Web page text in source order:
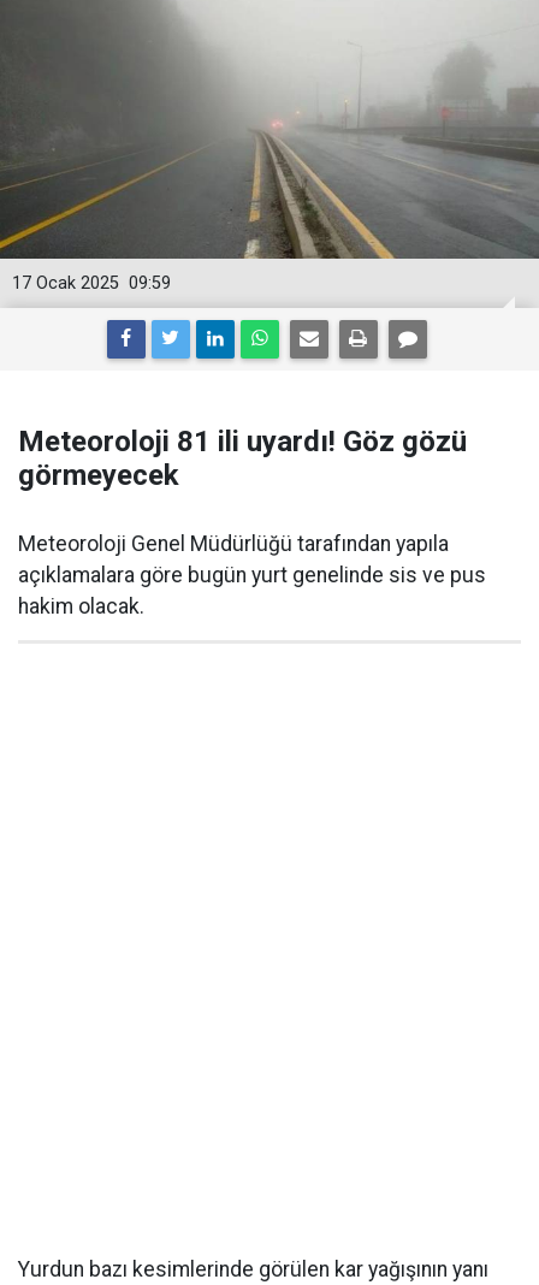
09:59
17 Ocak 2025
Meteoroloji 81 ili uyardı! Göz gözü
görmeyecek
Meteoroloji Genel Müdürlüğü tarafından yapıla
açıklamalara göre bugün yurt genelinde sis ve pus
hakim olacak.
Yurdun bazı kesimlerinde görülen kar yağışının yanı